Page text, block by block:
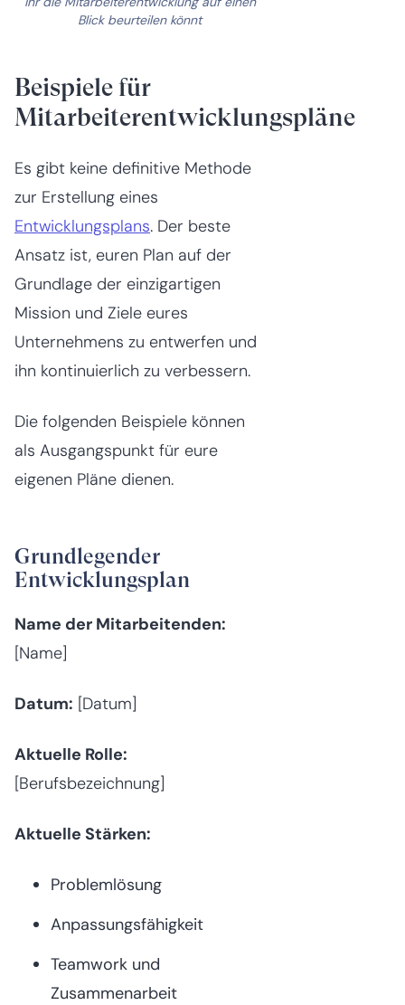
Blick beurteilen könnt
Beispiele für
Mitarbeiterentwicklungspläne
Es gibt keine definitive Methode
zur Erstellung eines
Entwicklungsplans. Der beste
Ansatz ist, euren Plan auf der
Grundlage der einzigartigen
Mission und Ziele eures
Unternehmens zu entwerfen und
ihn kontinuierlich zu verbessern.
Die folgenden Beispiele können
als Ausgangspunkt für eure
eigenen Pläne dienen.
Grundlegender
Entwicklungsplan
Name der Mitarbeitenden:
[Name]
Datum: [Datum]
Aktuelle Rolle:
[Berufsbezeichnung]
Aktuelle Stärken:
Problemlösung
Anpassungsfähigkeit
Teamwork und
Zusammenarbeit